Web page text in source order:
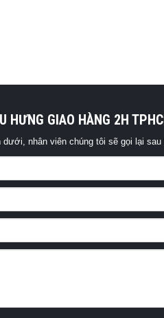
HƯNG GIAO HÀNG 2H
nhân viên chúng tôi sẽ gọi lại